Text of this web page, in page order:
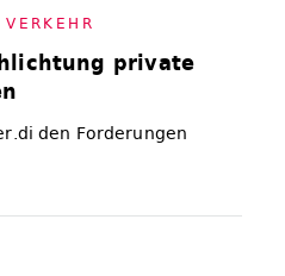
VER­KEHR
private
den Forderungen